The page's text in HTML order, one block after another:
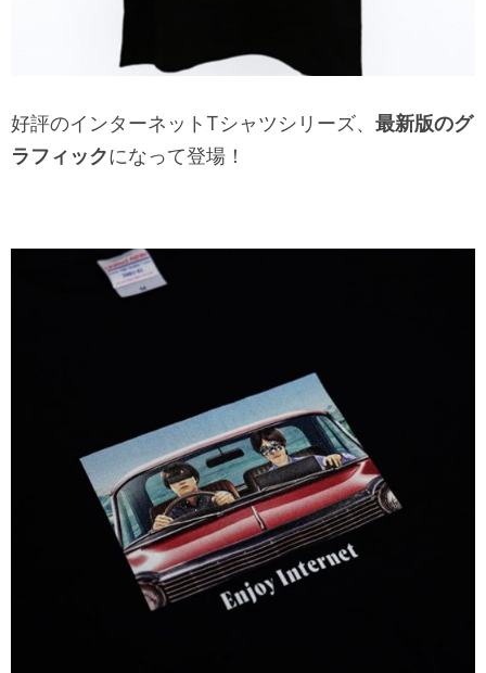
好評のインターネットTシャツシリーズ、 最新版のグ
ラフィックになって登場！